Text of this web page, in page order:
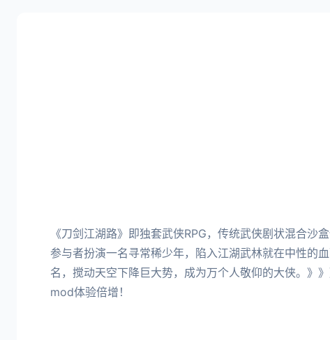
《刀剑江湖路》即独套武侠RPG，传统武侠剧状混合沙
参与者扮演一名寻常稀少年，陷入江湖武林就在中性的
名，搅动天空下降巨大势，成为万个人敬仰的大侠。》
mod体验倍增！